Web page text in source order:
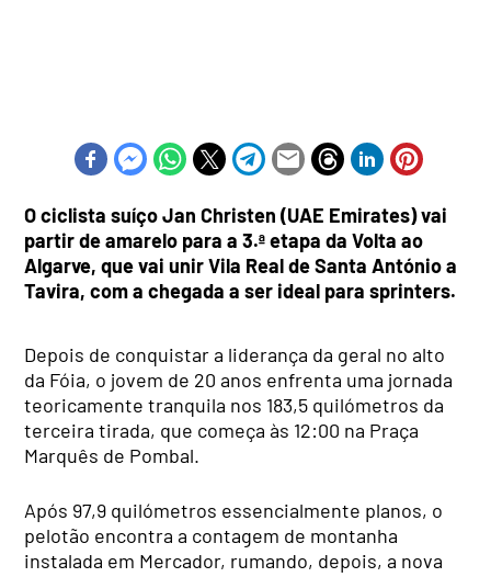
O ciclista suíço Jan Christen (UAE Emirates) vai
partir de amarelo para a 3.ª etapa da Volta ao
Algarve, que vai unir Vila Real de Santa António a
Tavira, com a chegada a ser ideal para sprinters.
Depois de conquistar a liderança da geral no alto
da Fóia, o jovem de 20 anos enfrenta uma jornada
teoricamente tranquila nos 183,5 quilómetros da
terceira tirada, que começa às 12:00 na Praça
Marquês de Pombal.
Após 97,9 quilómetros essencialmente planos, o
pelotão encontra a contagem de montanha
instalada em Mercador, rumando, depois, a nova